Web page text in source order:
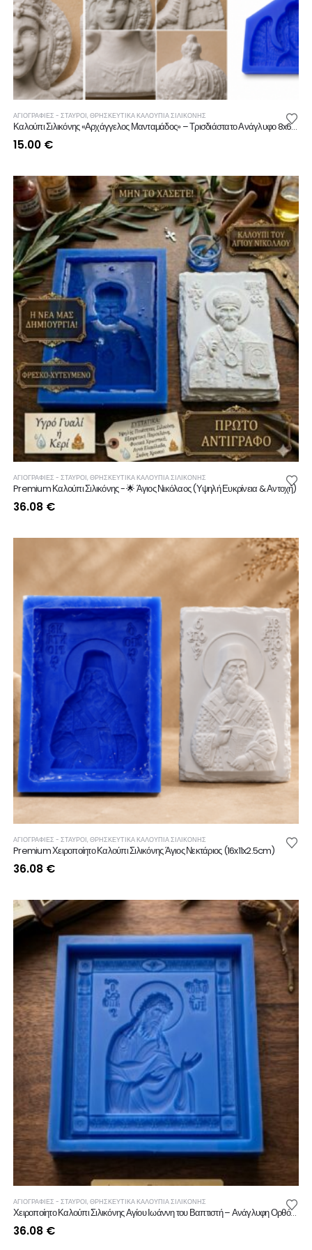
ΑΓΙΟΓΡΑΦΙΕΣ - ΣΤΑΥΡΟΙ,ΘΡΗΣΚΕΥΤΙΚΆ ΚΑΛΟΎΠΙΑ ΣΙΛΙΚΌΝΗΣ
Καλούπι Σιλικόνης «Αρχάγγελος Μανταμάδος» – Τρισδιάστατο Ανάγλυφο 8x6cm
15.00 €
ΑΓΙΟΓΡΑΦΙΕΣ - ΣΤΑΥΡΟΙ,ΘΡΗΣΚΕΥΤΙΚΆ ΚΑΛΟΎΠΙΑ ΣΙΛΙΚΌΝΗΣ
Premium Καλούπι Σιλικόνης - 🌟 Άγιος Νικόλαος (Υψηλή Ευκρίνεια & Αντοχή)
36.08 €
ΑΓΙΟΓΡΑΦΙΕΣ - ΣΤΑΥΡΟΙ,ΘΡΗΣΚΕΥΤΙΚΆ ΚΑΛΟΎΠΙΑ ΣΙΛΙΚΌΝΗΣ
Premium Χειροποίητο Καλούπι Σιλικόνης Άγιος Νεκτάριος (16x11x2.5cm)
36.08 €
ΑΓΙΟΓΡΑΦΙΕΣ - ΣΤΑΥΡΟΙ,ΘΡΗΣΚΕΥΤΙΚΆ ΚΑΛΟΎΠΙΑ ΣΙΛΙΚΌΝΗΣ
Χειροποίητο Καλούπι Σιλικόνης Αγίου Ιωάννη του Βαπτιστή – Ανάγλυφη Ορθόδοξη Εικόνα για Κερί, Γύψο & Ρητίνη
36.08 €